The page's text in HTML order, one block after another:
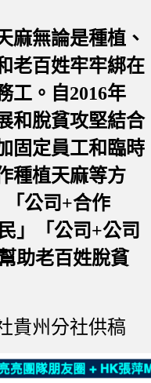
麻無論是種植、
老百姓牢牢綁在
工。自2016年
和脫貧攻堅結合
固定員工和臨時
種植天麻等方
公司+合作
」「公司+公司
助老百姓脫貧
貴州分社供稿